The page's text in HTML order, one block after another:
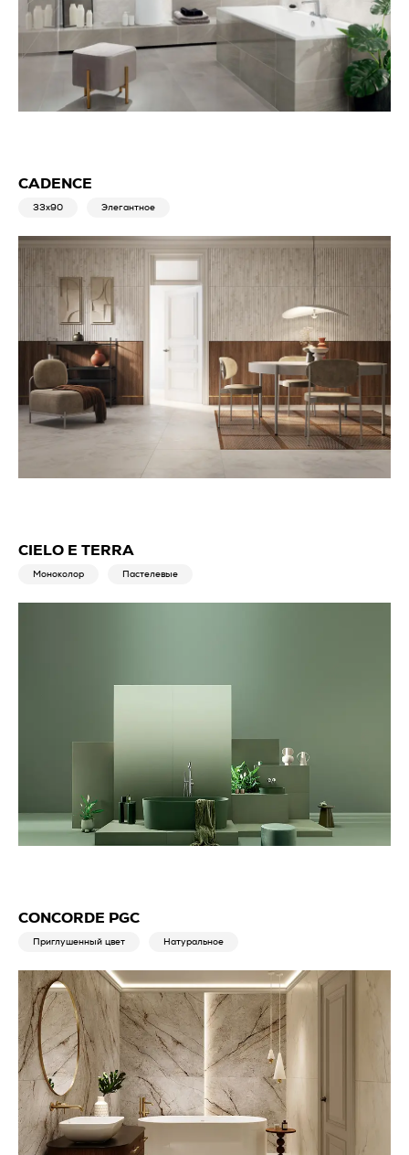
CADENCE
33x90 Элегантное
CIELO E TERRA
Моноколор Пастелевые
CONCORDE PGC
Приглушенный цвет Натуральное